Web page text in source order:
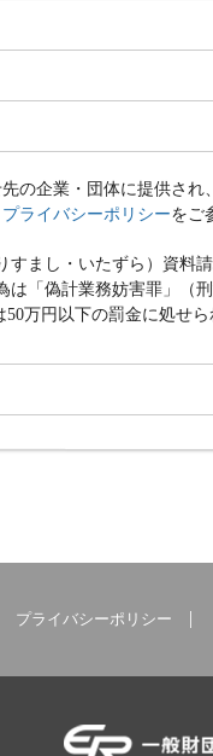
の企業・団体に提供さ
プライバシーポリシーをご
すまし・いたずら）資料請
は「偽計業務妨害罪」（刑
万円以下の罰金に処せら
プライバシーポリシー